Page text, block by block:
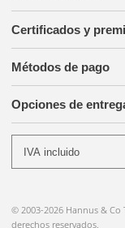
Certificados y
Métodos de pago
Opciones de
© 2003-2026 Hannus & Co
derechos reservados.